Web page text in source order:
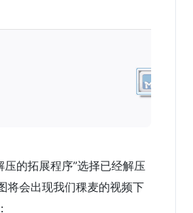
压的拓展程序”选择已经解压
将会出现我们稞麦的视频下